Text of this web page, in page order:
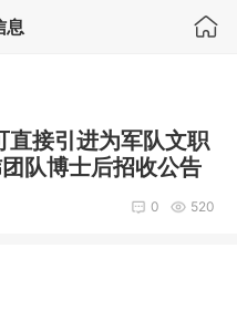
in
/www/wwwroot/ai17.
接引进为军队文职
队博士后招收公告
520
0
息